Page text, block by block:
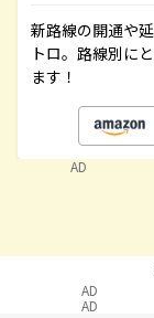
新路線の開通や
トロ。路線別に
ます！
AD
AD
AD